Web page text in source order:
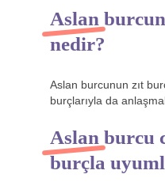
Aslan
nedir?
Aslan burcunun zıt
burçlarıyla da
Aslan burcu
burçla